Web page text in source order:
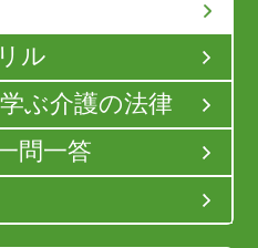
ル
ぶ介護の法律
問一答